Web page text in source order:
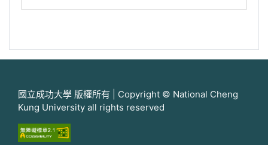
國立成功大學 版權所有 | Copyright © National Cheng
Kung University all rights reserved